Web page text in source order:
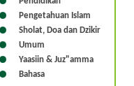
Pengetahuan Islam
Sholat, Doa dan Dzikir
Umum
Yaasiin & Juz"amma
Bahasa